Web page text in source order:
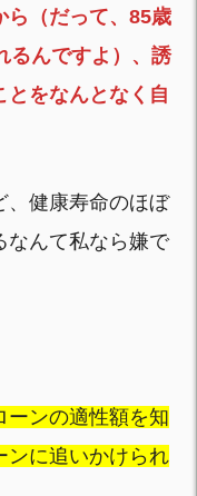
ら（だって、85歳
るんですよ）、誘
とをなんとなく自
、健康寿命のほぼ
なんて私なら嫌で
ーンの適性額を知
ンに追いかけられ